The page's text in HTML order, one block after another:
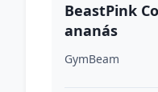
BeastPink
ananás
GymBeam